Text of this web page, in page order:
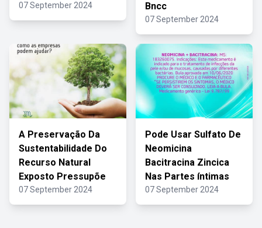
07 September 2024
Bncc
07 September 2024
A Preservação Da
Sustentabilidade Do
Recurso Natural
Exposto Pressupõe
07 September 2024
Pode Usar Sulfato De
Neomicina
Bacitracina Zincica
Nas Partes íntimas
07 September 2024